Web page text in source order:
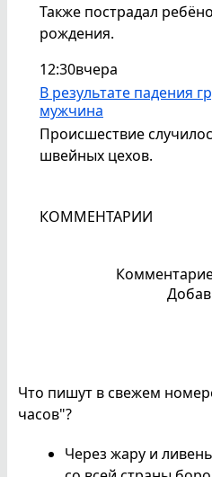
Также пострадал
рождения.
12:30вчера
В результате падения
мужчина
Происшествие
швейных цехов.
КОММЕНТАРИИ
Что пишут в свежем
часов"?
Через жару и